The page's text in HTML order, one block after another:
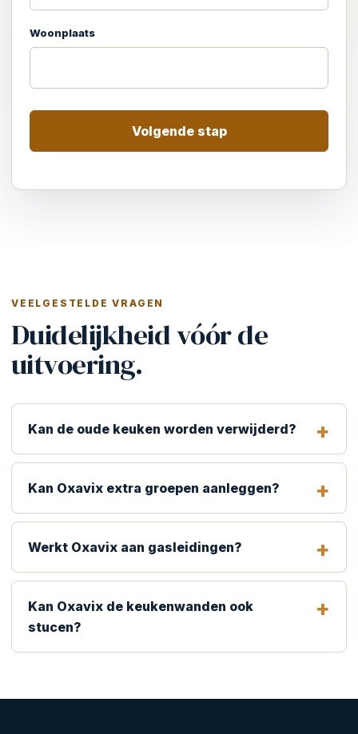
Woonplaats
Volgende stap
VEELGESTELDE VRAGEN
Duidelijkheid vóór de
uitvoering.
Kan de oude keuken worden verwijderd?
Kan Oxavix extra groepen aanleggen?
Werkt Oxavix aan gasleidingen?
Kan Oxavix de keukenwanden ook
stucen?